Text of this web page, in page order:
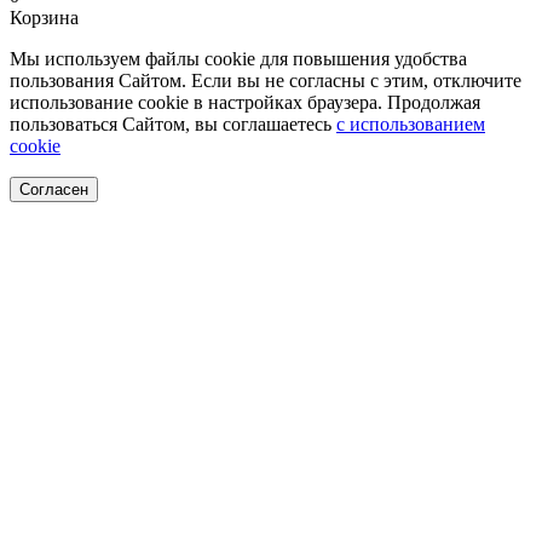
Корзина
Мы используем файлы cookie для повышения удобства
пользования Сайтом. Если вы не согласны с этим, отключите
использование cookie в настройках браузера. Продолжая
пользоваться Сайтом, вы соглашаетесь с использованием
cookie
Согласен